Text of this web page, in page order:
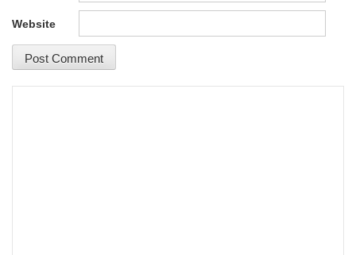
Website